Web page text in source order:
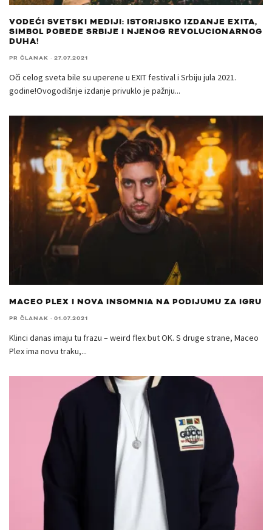
VODEĆI SVETSKI MEDIJI: ISTORIJSKO IZDANJE EXITA,
SIMBOL POBEDE SRBIJE I NJENOG REVOLUCIONARNOG
DUHA!
PR ČLANAK · 27.07.2021
Oči celog sveta bile su uperene u EXIT festival i Srbiju jula 2021.
godine!Ovogodišnje izdanje privuklo je pažnju...
MACEO PLEX I NOVA INSOMNIA NA PODIJUMU ZA IGRU
PR ČLANAK · 01.07.2021
Klinci danas imaju tu frazu – weird flex but OK. S druge strane, Maceo
Plex ima novu traku,...